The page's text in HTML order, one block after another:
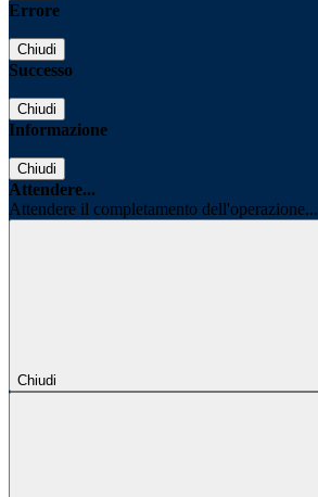
Errore
Chiudi
Successo
Chiudi
Informazione
Chiudi
Attendere...
Attendere il completamento dell'operazione...
Chiudi